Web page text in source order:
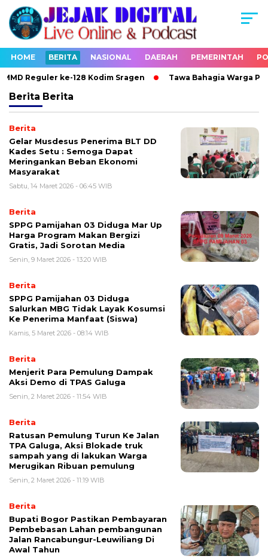
HOME BERITA NASIONAL DAERAH PEMERINTAH
Reguler ke-128 Kodim Sragen Tawa Bahagia Warga
Berita Berita
Berita
Gelar Musdesus Penerima BLT DD
Kades Setu : Semoga Dapat
Meringankan Beban Ekonomi
Masyarakat
Sabtu, 14 Maret 2026 - 06:45 WIB
Berita
SPPG Pamijahan 03 Diduga Mar Up
Harga Program Makan Bergizi
Gratis, Jadi Sorotan Media
Senin, 9 Maret 2026 - 13:20 WIB
Berita
SPPG Pamijahan 03 Diduga
Salurkan MBG Tidak Layak Kosumsi
Ke Penerima Manfaat (Siswa)
Kamis, 5 Maret 2026 - 08:14 WIB
Berita
Menjerit Para Pemulung Dampak
Aksi Demo di TPAS Galuga
Senin, 2 Maret 2026 - 11:54 WIB
Berita
Ratusan Pemulung Turun Ke Jalan
TPA Galuga, Aksi Blokade truk
sampah yang di lakukan Warga
Merugikan Ribuan pemulung
Senin, 2 Maret 2026 - 11:19 WIB
Berita
Bupati Bogor Pastikan Pembayaran
Pembebasan Lahan pembangunan
Jalan Rancabungur-Leuwiliang Di
Awal Tahun